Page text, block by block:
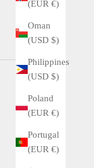
(EUR €)
Oman
(USD $)
Philippines
(USD $)
Poland
(EUR €)
Portugal
(EUR €)